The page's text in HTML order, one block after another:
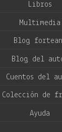
Libros
Multimedia
Blog
Blog del
Cuentos del
Colección de
Ayuda